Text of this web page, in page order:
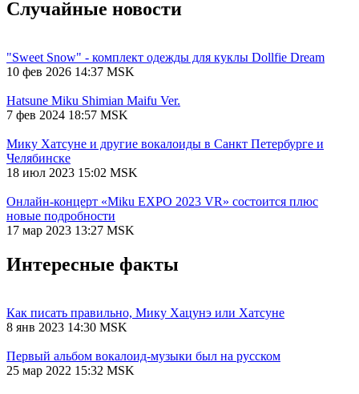
Случайные новости
"Sweet Snow" - комплект одежды для куклы Dollfie Dream
10 фев 2026 14:37 MSK
Hatsune Miku Shimian Maifu Ver.
7 фев 2024 18:57 MSK
Мику Хатсуне и другие вокалоиды в Санкт Петербурге и
Челябинске
18 июл 2023 15:02 MSK
Онлайн-концерт «Miku EXPO 2023 VR» состоится плюс
новые подробности
17 мар 2023 13:27 MSK
Интересные факты
Как писать правильно, Мику Хацунэ или Хатсуне
8 янв 2023 14:30 MSK
Первый альбом вокалоид-музыки был на русском
25 мар 2022 15:32 MSK